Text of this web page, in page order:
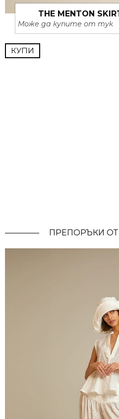
THE MENTON
Може да купите от тук
КУПИ
ПРЕПОРЪКИ